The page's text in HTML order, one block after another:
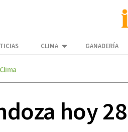
CLIMA GANADERÍA
Clima
hoy